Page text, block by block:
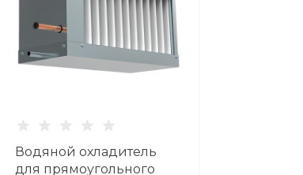
Водяной охладитель
для прямоугольного